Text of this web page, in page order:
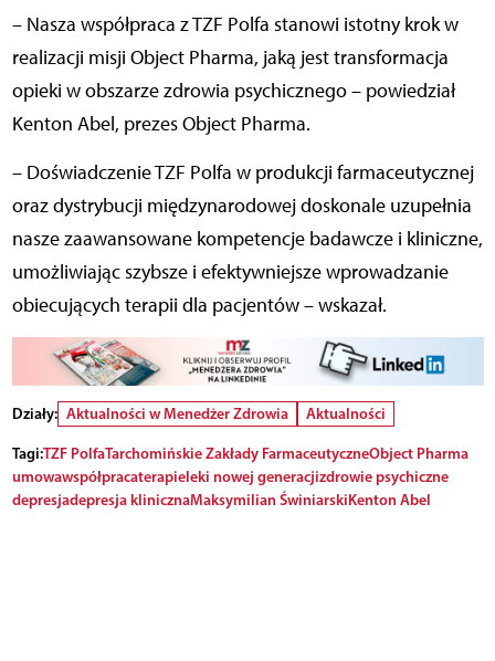
– Nasza współpraca z TZF Polfa stanowi istotny krok w
realizacji misji Object Pharma, jaką jest transformacja
opieki w obszarze zdrowia psychicznego – powiedział
Kenton Abel, prezes Object Pharma.
– Doświadczenie TZF Polfa w produkcji farmaceutycznej
oraz dystrybucji międzynarodowej doskonale uzupełnia
nasze zaawansowane kompetencje badawcze i kliniczne,
umożliwiając szybsze i efektywniejsze wprowadzanie
obiecujących terapii dla pacjentów – wskazał.
Działy: Aktualności w Menedżer Zdrowia
Aktualności
Tagi:TZF PolfaTarchomińskie Zakłady FarmaceutyczneObject Pharma
umowawspółpracaterapieleki nowej generacjizdrowie psychiczne
depresjadepresja klinicznaMaksymilian ŚwiniarskiKenton Abel